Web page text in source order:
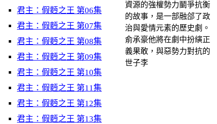
君主：假麪之王 第06集
君主：假麪之王 第07集
君主：假麪之王 第08集
君主：假麪之王 第09集
君主：假麪之王 第10集
君主：假麪之王 第11集
君主：假麪之王 第12集
君主：假麪之王 第13集
資源的強權勢力鬭爭抗衡
的故事，是一部融郃了政
治與愛情元素的歷史劇。
俞承豪他將在劇中扮縯正
義果敢，與惡勢力對抗的
世子李